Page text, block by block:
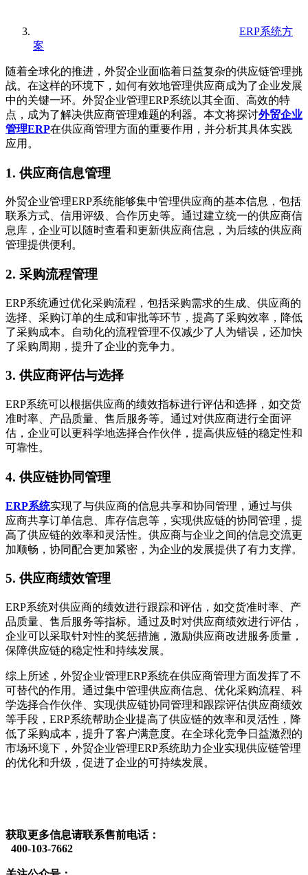
ERP系统方
案
随着全球化的推进，外贸企业面临着日益复杂的供应链管理挑
战。在这样的环境下，如何有效地管理供应商成为了企业发展
中的关键一环。外贸企业管理ERP系统以其全面、高效的特
点，成为了解决供应商管理难题的利器。本文将探讨外贸企业
管理ERP在供应商管理方面的重要作用，并分析其具体实践
应用。
1. 供应商信息管理
外贸企业管理ERP系统能够集中管理供应商的基本信息，包括
联系方式、信用评级、合作历史等。通过建立统一的供应商信
息库，企业可以随时查看和更新供应商信息，为后续的供应商
管理提供便利。
2. 采购流程管理
ERP系统通过优化采购流程，包括采购需求的生成、供应商的
选择、采购订单的生成和审批等环节，提高了采购效率，降低
了采购成本。自动化的流程管理不仅减少了人为错误，还加快
了采购周期，提升了企业的竞争力。
3. 供应商评估与选择
ERP系统可以根据供应商的绩效指标进行评估和选择，如交货
准时率、产品质量、售后服务等。通过对供应商进行全面评
估，企业可以更科学地选择合作伙伴，提高供应链的稳定性和
可靠性。
4. 供应链协同管理
ERP系统实现了与供应商的信息共享和协同管理，通过与供
应商共享订单信息、库存信息等，实现供应链的协同管理，提
高了供应链的效率和灵活性。供应商与企业之间的信息交流更
加顺畅，协同配合更加紧密，为企业的发展提供了有力支撑。
5. 供应商绩效管理
ERP系统对供应商的绩效进行跟踪和评估，如交货准时率、产
品质量、售后服务等指标。通过及时对供应商绩效进行评估，
企业可以采取针对性的奖惩措施，激励供应商改进服务质量，
保障供应链的稳定性和持续发展。
综上所述，外贸企业管理ERP系统在供应商管理方面发挥了不
可替代的作用。通过集中管理供应商信息、优化采购流程、科
学选择合作伙伴、实现供应链协同管理和跟踪评估供应商绩效
等手段，ERP系统帮助企业提高了供应链的效率和灵活性，降
低了采购成本，提升了客户满意度。在全球化竞争日益激烈的
市场环境下，外贸企业管理ERP系统助力企业实现供应链管理
的优化和升级，促进了企业的可持续发展。
获取更多信息请联系售前电话：
400-103-7662